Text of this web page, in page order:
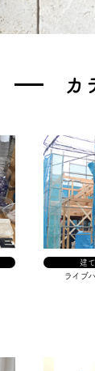
カ
建
ライブ